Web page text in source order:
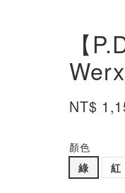
【
NT$
顏色
綠
紅